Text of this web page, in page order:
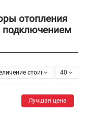
отопления
подключением
стоимости 40
Лучшая цена